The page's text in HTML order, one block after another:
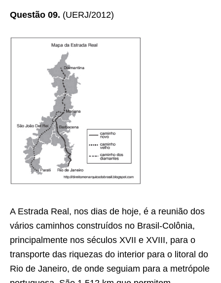
Questão 09. (UERJ/2012)
A Estrada Real, nos dias de hoje, é a reunião dos
vários caminhos construídos no Brasil-Colônia,
principalmente nos séculos XVII e XVIII, para o
transporte das riquezas do interior para o litoral do
Rio de Janeiro, de onde seguiam para a metrópole